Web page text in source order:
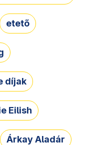
etető
díjak
Eilish
Árkay Aladár